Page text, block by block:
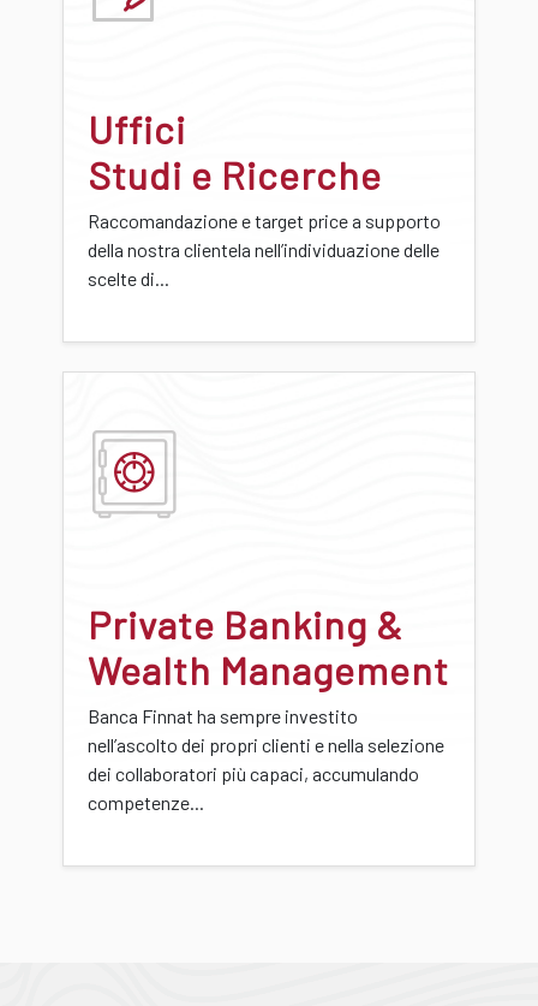
Uffici
Studi e Ricerche
Raccomandazione e target price a supporto
della nostra clientela nell’individuazione delle
scelte di...
Private Banking &
Wealth Management
Banca Finnat ha sempre investito
nell’ascolto dei propri clienti e nella selezione
dei collaboratori più capaci, accumulando
competenze...